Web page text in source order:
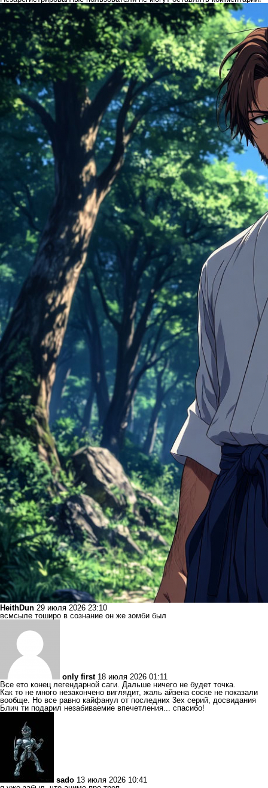
HeithDun 29 июля 2026 23:10
всмсыле тоширо в сознание он же зомби был
only first 18 июля 2026 01:11
Все ето конец легендарной саги. Дальше ничего не будет точка.
Как то не много незакончено виглядит, жаль айзена соске не показали
вообще. Но все равно кайфанул от последних 3ех серий, досвидания
Блич ти подарил незабиваемие впечетления... спасибо!
sado 13 июля 2026 10:41